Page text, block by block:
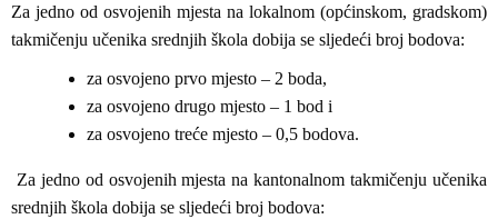
Za jedno od osvojenih mjesta na lokalnom (općinskom, gradskom)
takmičenju učenika srednjih škola dobija se sljedeći broj bodova:
za osvojeno prvo mjesto – 2 boda,
za osvojeno drugo mjesto – 1 bod i
za osvojeno treće mjesto – 0,5 bodova.
Za jedno od osvojenih mjesta na kantonalnom takmičenju učenika
srednjih škola dobija se sljedeći broj bodova: